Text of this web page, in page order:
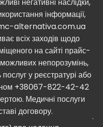
інформації,
alternativa.com.ua
всіх заходів щодо
на сайті прайс-
непорозумінь,
у реєстратурі або
+38067-822-42-42
Медичні послуги
договору.